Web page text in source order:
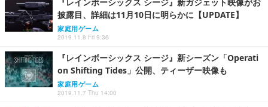
披露目、詳細は11月10日に明らかに【UPDATE】
家庭用ゲーム
2019.11.8 Fri 9:36
『レインボーシックス シージ』新シーズン「Operati
on Shifting Tides」公開、ティーザー映像も
家庭用ゲーム
2019.11.7 Thu 14:00